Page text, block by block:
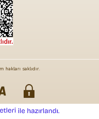
hakları saklıdır.
e-